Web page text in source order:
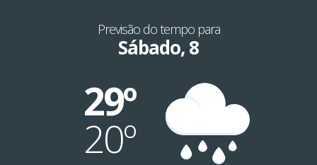
Previsão do tempo para
Sábado, 8
29º
20º